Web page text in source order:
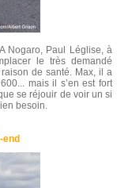
Nogaro, Paul Léglise, à
le très demandé
de santé. Max, il a
mais il s’en est fort
se réjouir de voir un si
besoin.
end